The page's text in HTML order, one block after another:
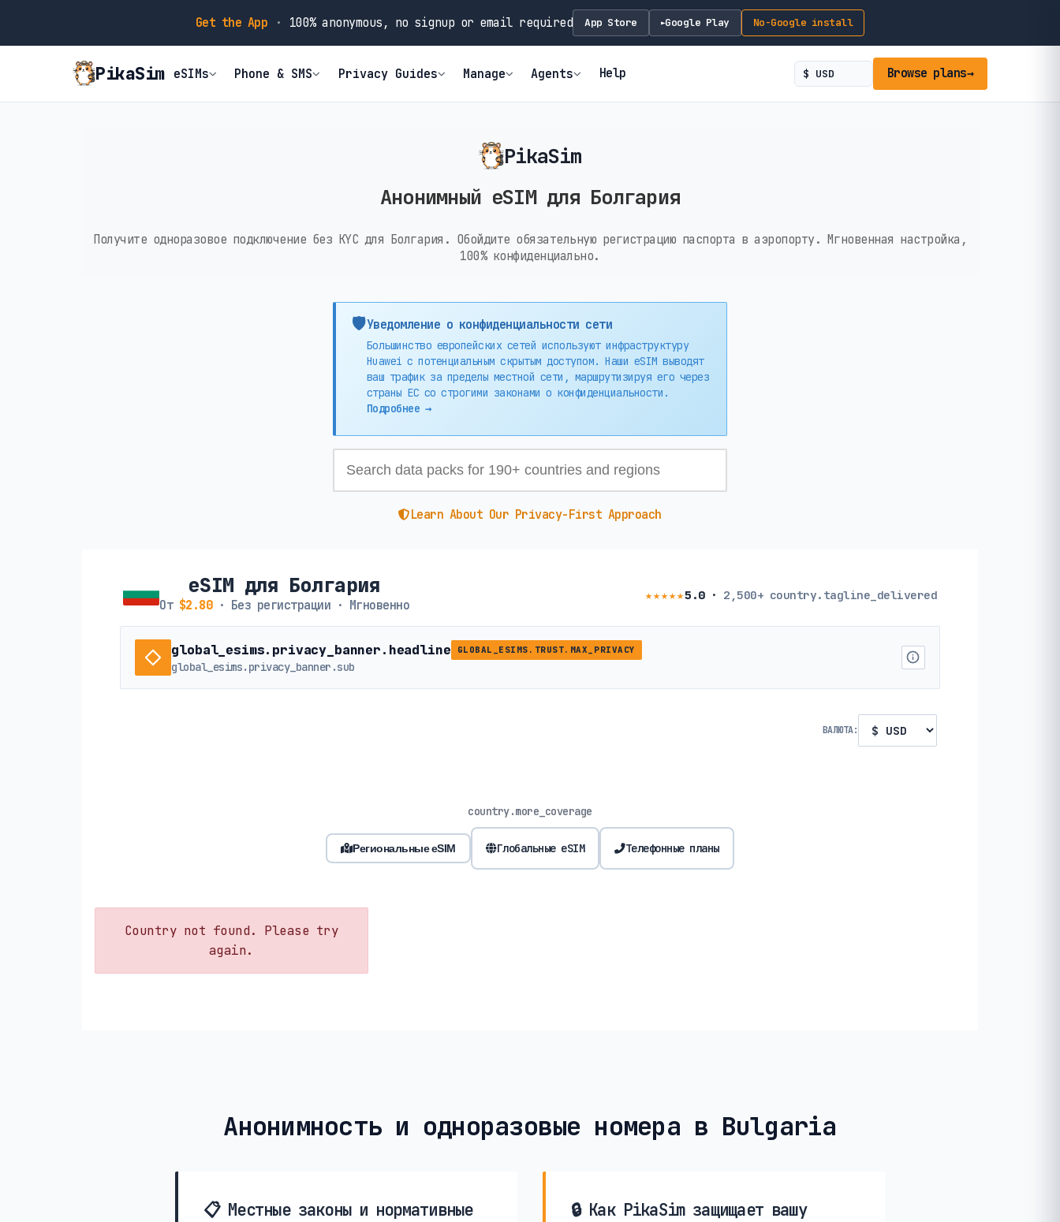
Get the App · 100% anonymous, no signup or email required App Store ►Google Play No-Google install
PikaSim eSIMs Phone & SMS Privacy Guides Manage Agents Help Browse plans→
PikaSim
Анонимный eSIM для Болгария
Получите одноразовое подключение без KYC для Болгария. Обойдите обязательную регистрацию паспорта в аэропорту. Мгновенная настройка,
100% конфиденциально.
🛡️Уведомление о конфиденциальности сети
Большинство европейских сетей используют инфраструктуру
Huawei с потенциальным скрытым доступом. Наши eSIM выводят
ваш трафик за пределы местной сети, маршрутизируя его через
страны ЕС со строгими законами о конфиденциальности.
Подробнее →
Learn About Our Privacy-First Approach
eSIM для Болгария
От $2.80· Без регистрации · Мгновенно
★★★★★5.0· 2,500+ country.tagline_delivered
global_esims.privacy_banner.headline GLOBAL_ESIMS.TRUST.MAX_PRIVACY
global_esims.privacy_banner.sub
ВАЛЮТА:
country.more_coverage
Региональные eSIM Глобальные eSIM Телефонные планы
Country not found. Please try
again.
Анонимность и одноразовые номера в Bulgaria
📋 Местные законы и нормативные
🔒 Как PikaSim защищает вашу